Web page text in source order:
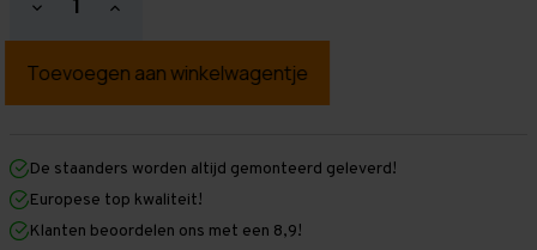
Hoeveelheid
verlagen
Grootvakstelling
mm
mm
x
600
mm
Hoeveelheid
verhogen
Grootvakstelling
mm
mm
600
mm
De staanders worden altijd gemonteerd geleverd!
Europese top kwaliteit!
Klanten beoordelen ons met een 8,9!